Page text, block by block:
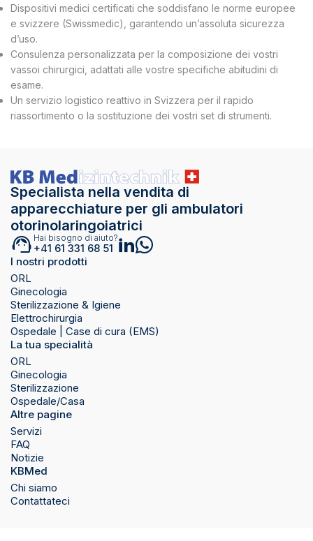
Dispositivi medici certificati che soddisfano le norme europee
e svizzere (Swissmedic), garantendo un’assoluta sicurezza
d’uso.
Consulenza personalizzata per la composizione dei vostri
vassoi chirurgici, adattati alle vostre specifiche abitudini di
esame.
Un servizio logistico reattivo in Svizzera per il rapido
riassortimento o la sostituzione dei vostri set di strumenti.
Specialista nella vendita di
apparecchiature per gli ambulatori
otorinolaringoiatrici
Hai bisogno di aiuto?
+41 61 331 68 51
I nostri prodotti
ORL
Ginecologia
Sterilizzazione & Igiene
Elettrochirurgia
Ospedale | Case di cura (EMS)
La tua specialità
ORL
Ginecologia
Sterilizzazione
Ospedale/Casa
Altre pagine
Servizi
FAQ
Notizie
KBMed
Chi siamo
Contattateci